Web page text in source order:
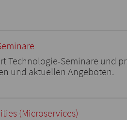
Technologie-Seminare und
und aktuellen Angeboten.
(Microservices)